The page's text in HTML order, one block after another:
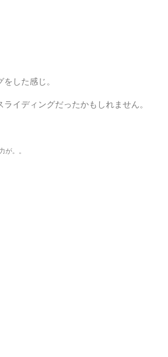
した感じ。
イディングだったかもしれません。
が。。